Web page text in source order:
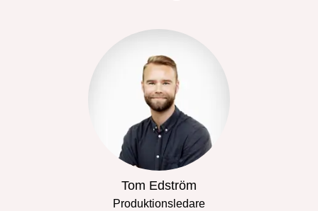
Tom Edström
Produktionsledare